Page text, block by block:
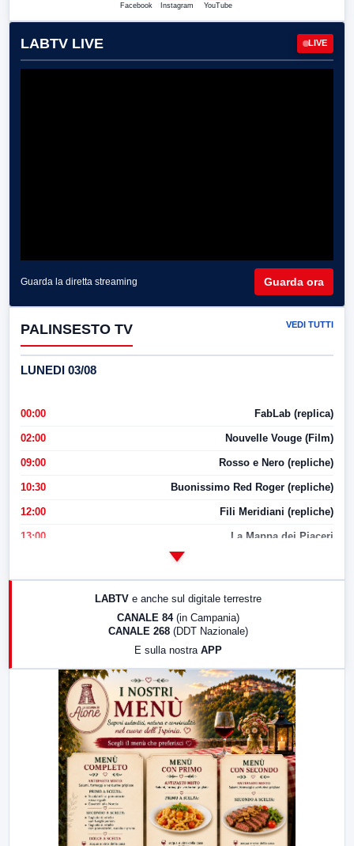
Facebook Instagram YouTube
LABTV LIVE LIVE
Guarda la diretta streaming Guarda ora
PALINSESTO TV VEDI TUTTI
LUNEDI 03/08
00:00 FabLab (replica)
02:00 Nouvelle Vouge (Film)
09:00 Rosso e Nero (repliche)
10:30 Buonissimo Red Roger (repliche)
12:00 Fili Meridiani (repliche)
13:00 La Mappa dei Piaceri
LabNews (replica)
LABTV e anche sul digitale terrestre
CANALE 84 (in Campania)
CANALE 268 (DDT Nazionale)
E sulla nostra APP